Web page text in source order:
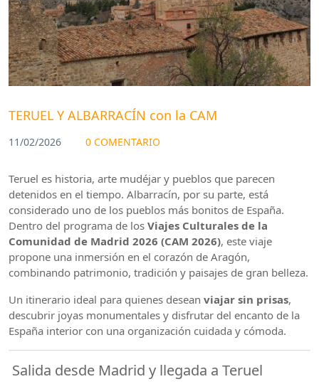
TERUEL Y ALBARRACÍN con la CAM
11/02/2026 0 COMENTARIO
Teruel es historia, arte mudéjar y pueblos que parecen
detenidos en el tiempo. Albarracín, por su parte, está
considerado uno de los pueblos más bonitos de España.
Dentro del programa de los Viajes Culturales de la
Comunidad de Madrid 2026 (CAM 2026), este viaje
propone una inmersión en el corazón de Aragón,
combinando patrimonio, tradición y paisajes de gran belleza.
Un itinerario ideal para quienes desean viajar sin prisas,
descubrir joyas monumentales y disfrutar del encanto de la
España interior con una organización cuidada y cómoda.
Salida desde Madrid y llegada a Teruel